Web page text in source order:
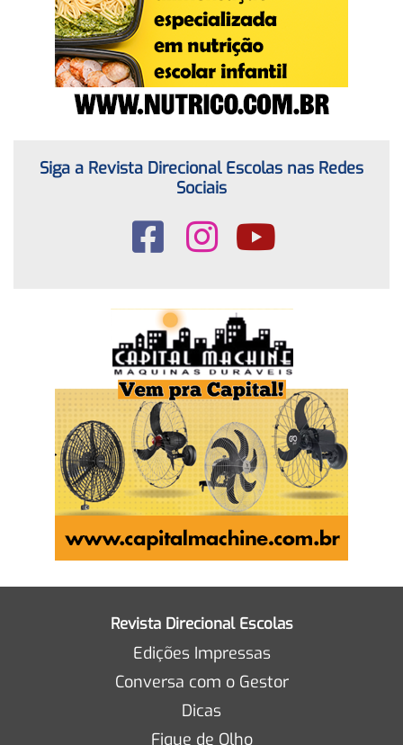
Siga a Revista Direcional Escolas nas Redes
Sociais
Revista Direcional Escolas
Edições Impressas
Conversa com o Gestor
Dicas
Fique de Olho